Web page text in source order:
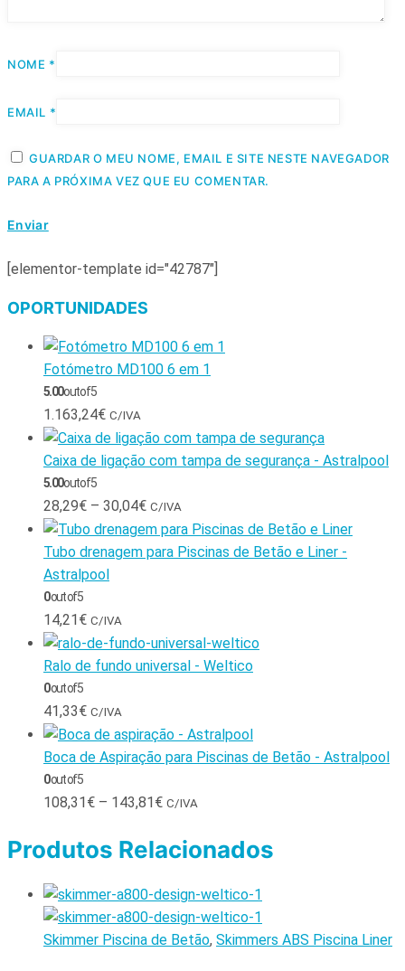
NOME *
EMAIL *
GUARDAR O MEU NOME, EMAIL E SITE NESTE NAVEGADOR
PARA A PRÓXIMA VEZ QUE EU COMENTAR.
[elementor-template id="42787"]
OPORTUNIDADES
Fotómetro MD100 6 em 1
5.00out of 5
1.163,24€ C/IVA
Caixa de ligação com tampa de segurança - Astralpool
5.00out of 5
28,29€ – 30,04€ C/IVA
Tubo drenagem para Piscinas de Betão e Liner -
Astralpool
0out of 5
14,21€ C/IVA
Ralo de fundo universal - Weltico
0out of 5
41,33€ C/IVA
Boca de Aspiração para Piscinas de Betão - Astralpool
0out of 5
108,31€ – 143,81€ C/IVA
Produtos Relacionados
Skimmer Piscina de Betão, Skimmers ABS Piscina Liner